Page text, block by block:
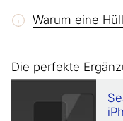
Warum eine
Die perfekte